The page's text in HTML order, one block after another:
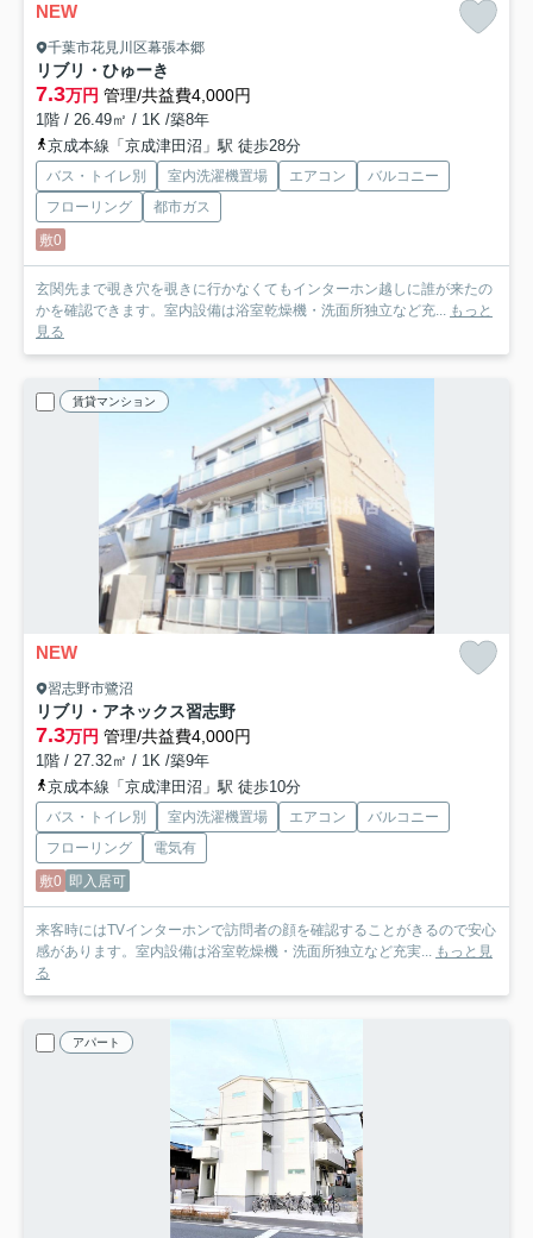
NEW
千葉市花見川区幕張本郷
リブリ・ひゅーき
7.3万円 管理/共益費4,000円
1階 / 26.49㎡ / 1K /築8年
京成本線「京成津田沼」駅 徒歩28分
バス・トイレ別 室内洗濯機置場 エアコン
バルコニー
フローリング
都市ガス
敷0
玄関先まで覗き穴を覗きに行かなくてもインターホン越しに誰が来たの
かを確認できます。室内設備は浴室乾燥機・洗面所独立など充... もっと
見る
賃貸マンション
NEW
習志野市鷺沼
リブリ・アネックス習志野
7.3万円 管理/共益費4,000円
1階 / 27.32㎡ / 1K /築9年
京成本線「京成津田沼」駅 徒歩10分
バス・トイレ別 室内洗濯機置場 エアコン
バルコニー
フローリング
電気有
敷0 即入居可
来客時にはTVインターホンで訪問者の顔を確認することがきるので安心
感があります。室内設備は浴室乾燥機・洗面所独立など充実... もっと見
る
アパート